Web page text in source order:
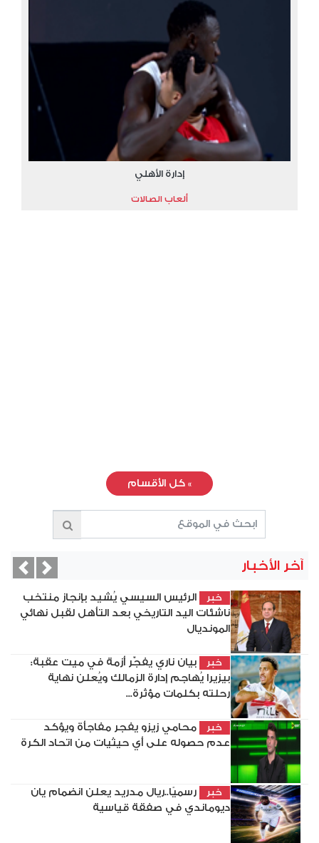
إدارة الأهلي
ألعاب الصالات
» كل الأقسام
آخر الأخبار
خبر
الرئيس السيسي يُشيد بإنجاز منتخب
ناشئات اليد التاريخي بعد التأهل لقبل نهائي
المونديال
خبر
بيان ناري يفجّر أزمة في ميت عقبة:
بيزيرا يُهاجم إدارة الزمالك ويُعلن نهاية
رحلته بكلمات مؤثرة...
خبر
محامي زيزو يفجر مفاجأة ويؤكد
عدم حصوله على أي حيثيات من اتحاد الكرة
خبر
رسميًا..ريال مدريد يعلن انضمام يان
ديوماندي في صفقة قياسية
Next